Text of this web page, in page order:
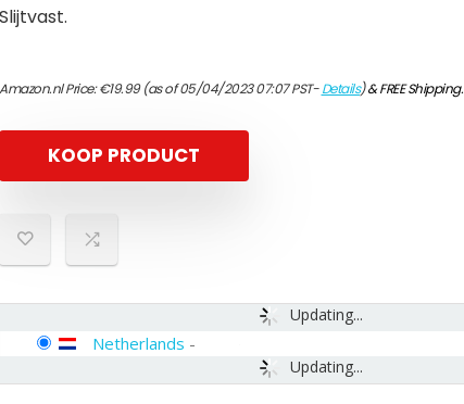
Slijtvast.
Amazon.nl Price:€19.99(as of 05/04/2023 07:07 PST-Details)&FREE Shipping.
KOOP PRODUCT
Updating...
Updating...
Netherlands -